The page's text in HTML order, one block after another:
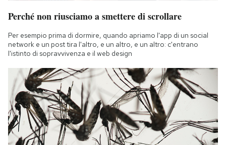
Perché non riusciamo a smettere di scrollare
Per esempio prima di dormire, quando apriamo l'app di un social
network e un post tira l'altro, e un altro, e un altro: c'entrano
l'istinto di sopravvivenza e il web design